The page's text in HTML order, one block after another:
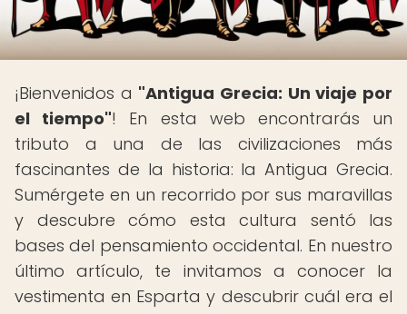
¡Bienvenidos a "Antigua Grecia: Un viaje por
el tiempo"! En esta web encontrarás un
tributo a una de las civilizaciones más
fascinantes de la historia: la Antigua Grecia.
Sumérgete en un recorrido por sus maravillas
y descubre cómo esta cultura sentó las
bases del pensamiento occidental. En nuestro
último artículo, te invitamos a conocer la
vestimenta en Esparta y descubrir cuál era el